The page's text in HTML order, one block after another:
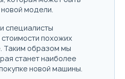
Цена в кредит
34 404
модели.
специалисты
похожих
Таким образом мы
станет наиболее
новой машины.